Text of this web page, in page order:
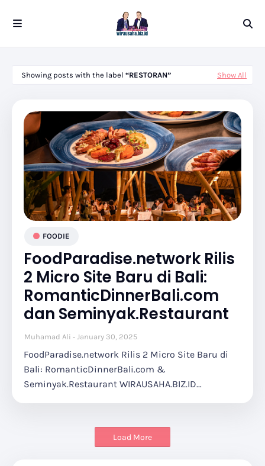
Showing posts with the label RESTORAN Show All
FOODIE
FoodParadise.network Rilis
2 Micro Site Baru di Bali:
RomanticDinnerBali.com
dan Seminyak.Restaurant
Muhamad Ali January 30, 2025
FoodParadise.network Rilis 2 Micro Site Baru di
Bali: RomanticDinnerBali.com &
Seminyak.Restaurant WIRAUSAHA.BIZ.ID…
Load More